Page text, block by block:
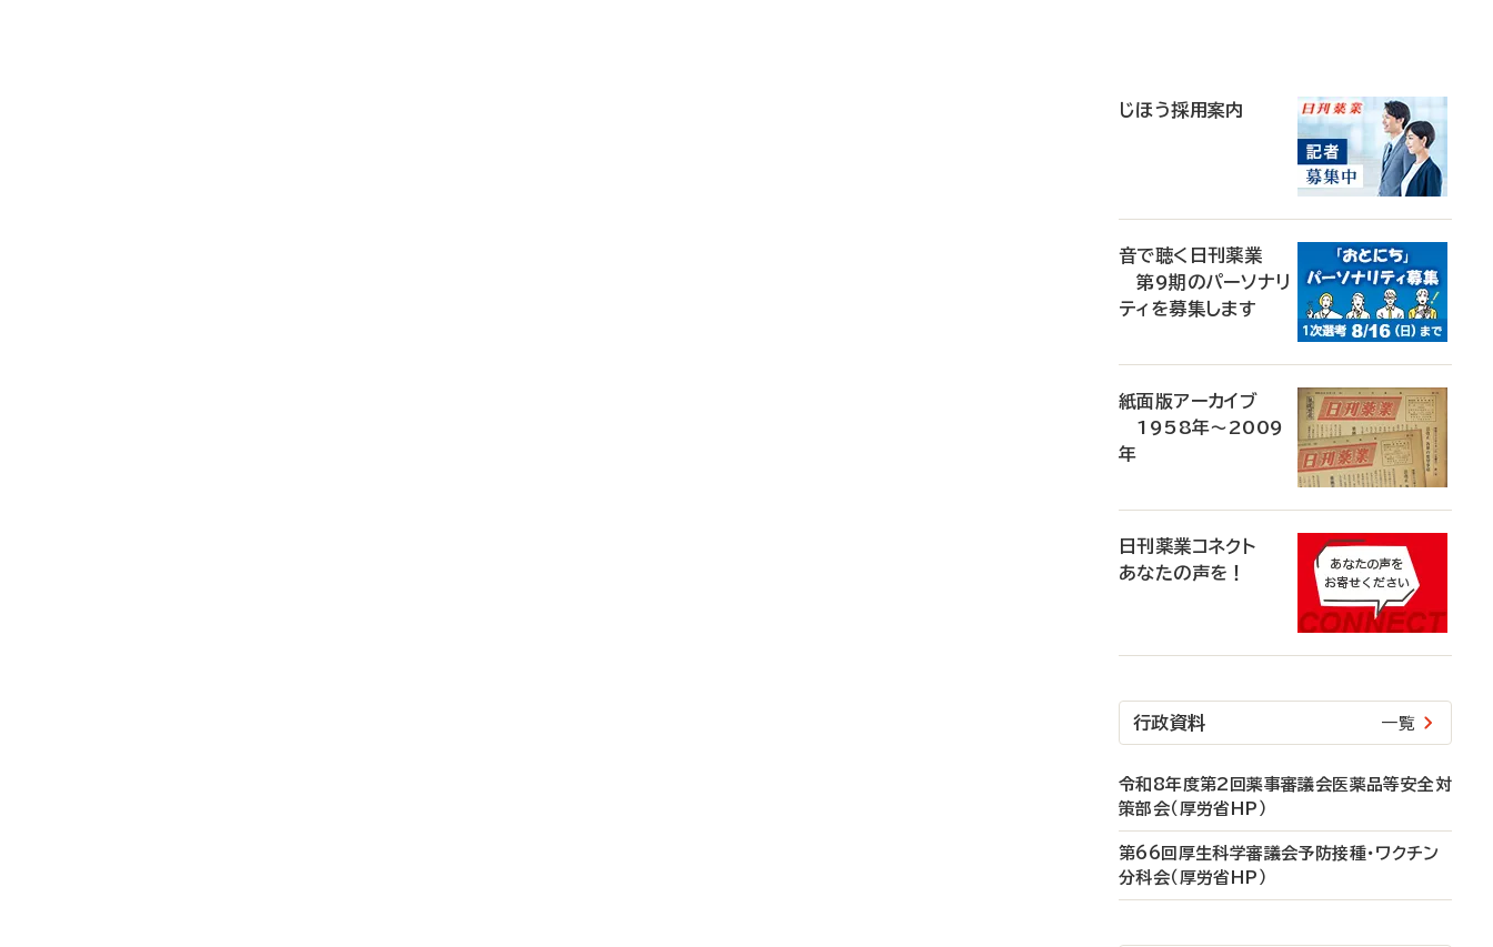
じほう採用案内
音で聴く日刊薬業
第9期のパーソナリ
ティを募集します
紙面版アーカイブ
1958年～2009
年
日刊薬業コネクト
あなたの声を！
行政資料 一覧
令和8年度第2回薬事審議会医薬品等安全対
策部会（厚労省HP）
第66回厚生科学審議会予防接種・ワクチン
分科会（厚労省HP）